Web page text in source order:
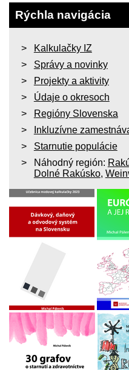
Rýchla navigácia
Kalkulačky IZ
Správy a novinky
Projekty a aktivity
Údaje o okresoch
Regióny Slovenska
Inkluzívne
Starnutie populácie
Náhodný región:
Dolné Rakúsko,